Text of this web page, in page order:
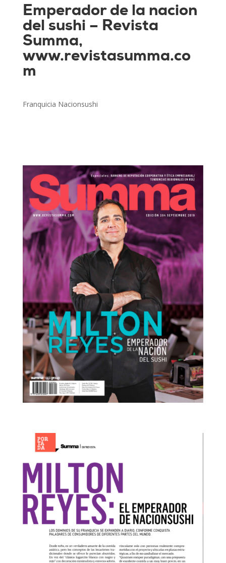
Emperador de la nacion
del sushi – Revista
Summa,
www.revistasumma.co
m
Franquicia Nacionsushi